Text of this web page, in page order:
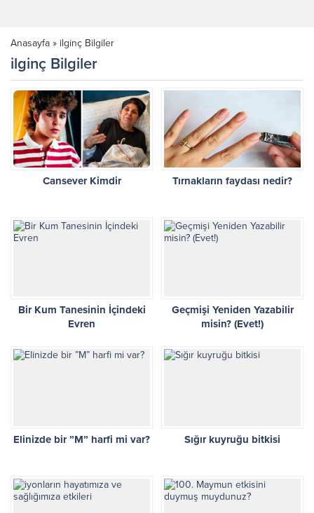
Anasayfa » ilginç Bilgiler
ilginç Bilgiler
Cansever Kimdir Tırnakların faydası nedir?
Bir Kum Tanesinin İçindeki
Evren
Geçmişi Yeniden Yazabilir
misin? (Evet!)
Elinizde bir ”M” harfi mi var? Sığır kuyruğu bitkisi